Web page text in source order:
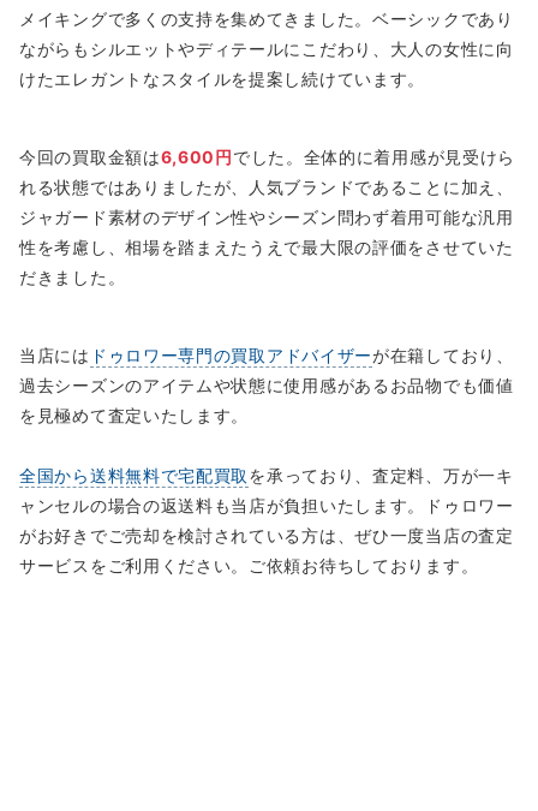
メイキングで多くの支持を集めてきました。ベーシックであり
ながらもシルエットやディテールにこだわり、大人の女性に向
けたエレガントなスタイルを提案し続けています。
今回の買取金額は6,600円でした。全体的に着用感が見受けら
れる状態ではありましたが、人気ブランドであることに加え、
ジャガード素材のデザイン性やシーズン問わず着用可能な汎用
性を考慮し、相場を踏まえたうえで最大限の評価をさせていた
だきました。
当店には ドゥロワー専門の買取アドバイザーが在籍しており、
過去シーズンのアイテムや状態に使用感があるお品物でも価値
を見極めて査定いたします。
全国から送料無料で宅配買取 を承っており、査定料、万が一キ
ャンセルの場合の返送料も当店が負担いたします。ドゥロワー
がお好きでご売却を検討されている方は、ぜひ一度当店の査定
サービスをご利用ください。ご依頼お待ちしております。